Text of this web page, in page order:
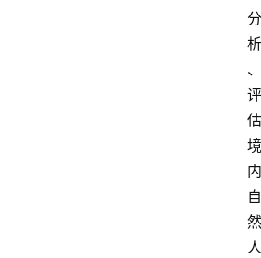
分
析
、
评
估
境
内
自
然
人